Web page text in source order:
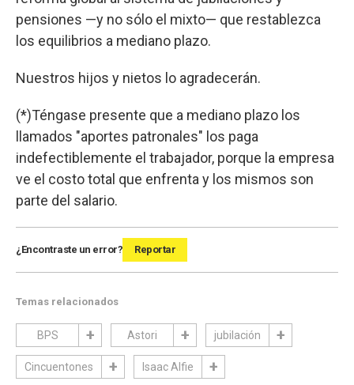
pensiones —y no sólo el mixto— que restablezca
los equilibrios a mediano plazo.
Nuestros hijos y nietos lo agradecerán.
(*)Téngase presente que a mediano plazo los
llamados "aportes patronales" los paga
indefectiblemente el trabajador, porque la empresa
ve el costo total que enfrenta y los mismos son
parte del salario.
¿Encontraste un error? Reportar
Temas relacionados
BPS Astori jubilación
Cincuentones Isaac Alfie